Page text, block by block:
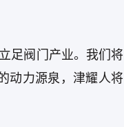
足阀门产业。我们将
动力源泉，津耀人将